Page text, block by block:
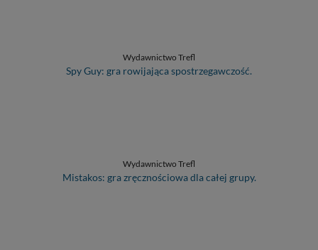
Wydawnictwo Trefl
Spy Guy: gra rowijająca spostrzegawczość.
Wydawnictwo Trefl
Mistakos: gra zręcznościowa dla całej grupy.